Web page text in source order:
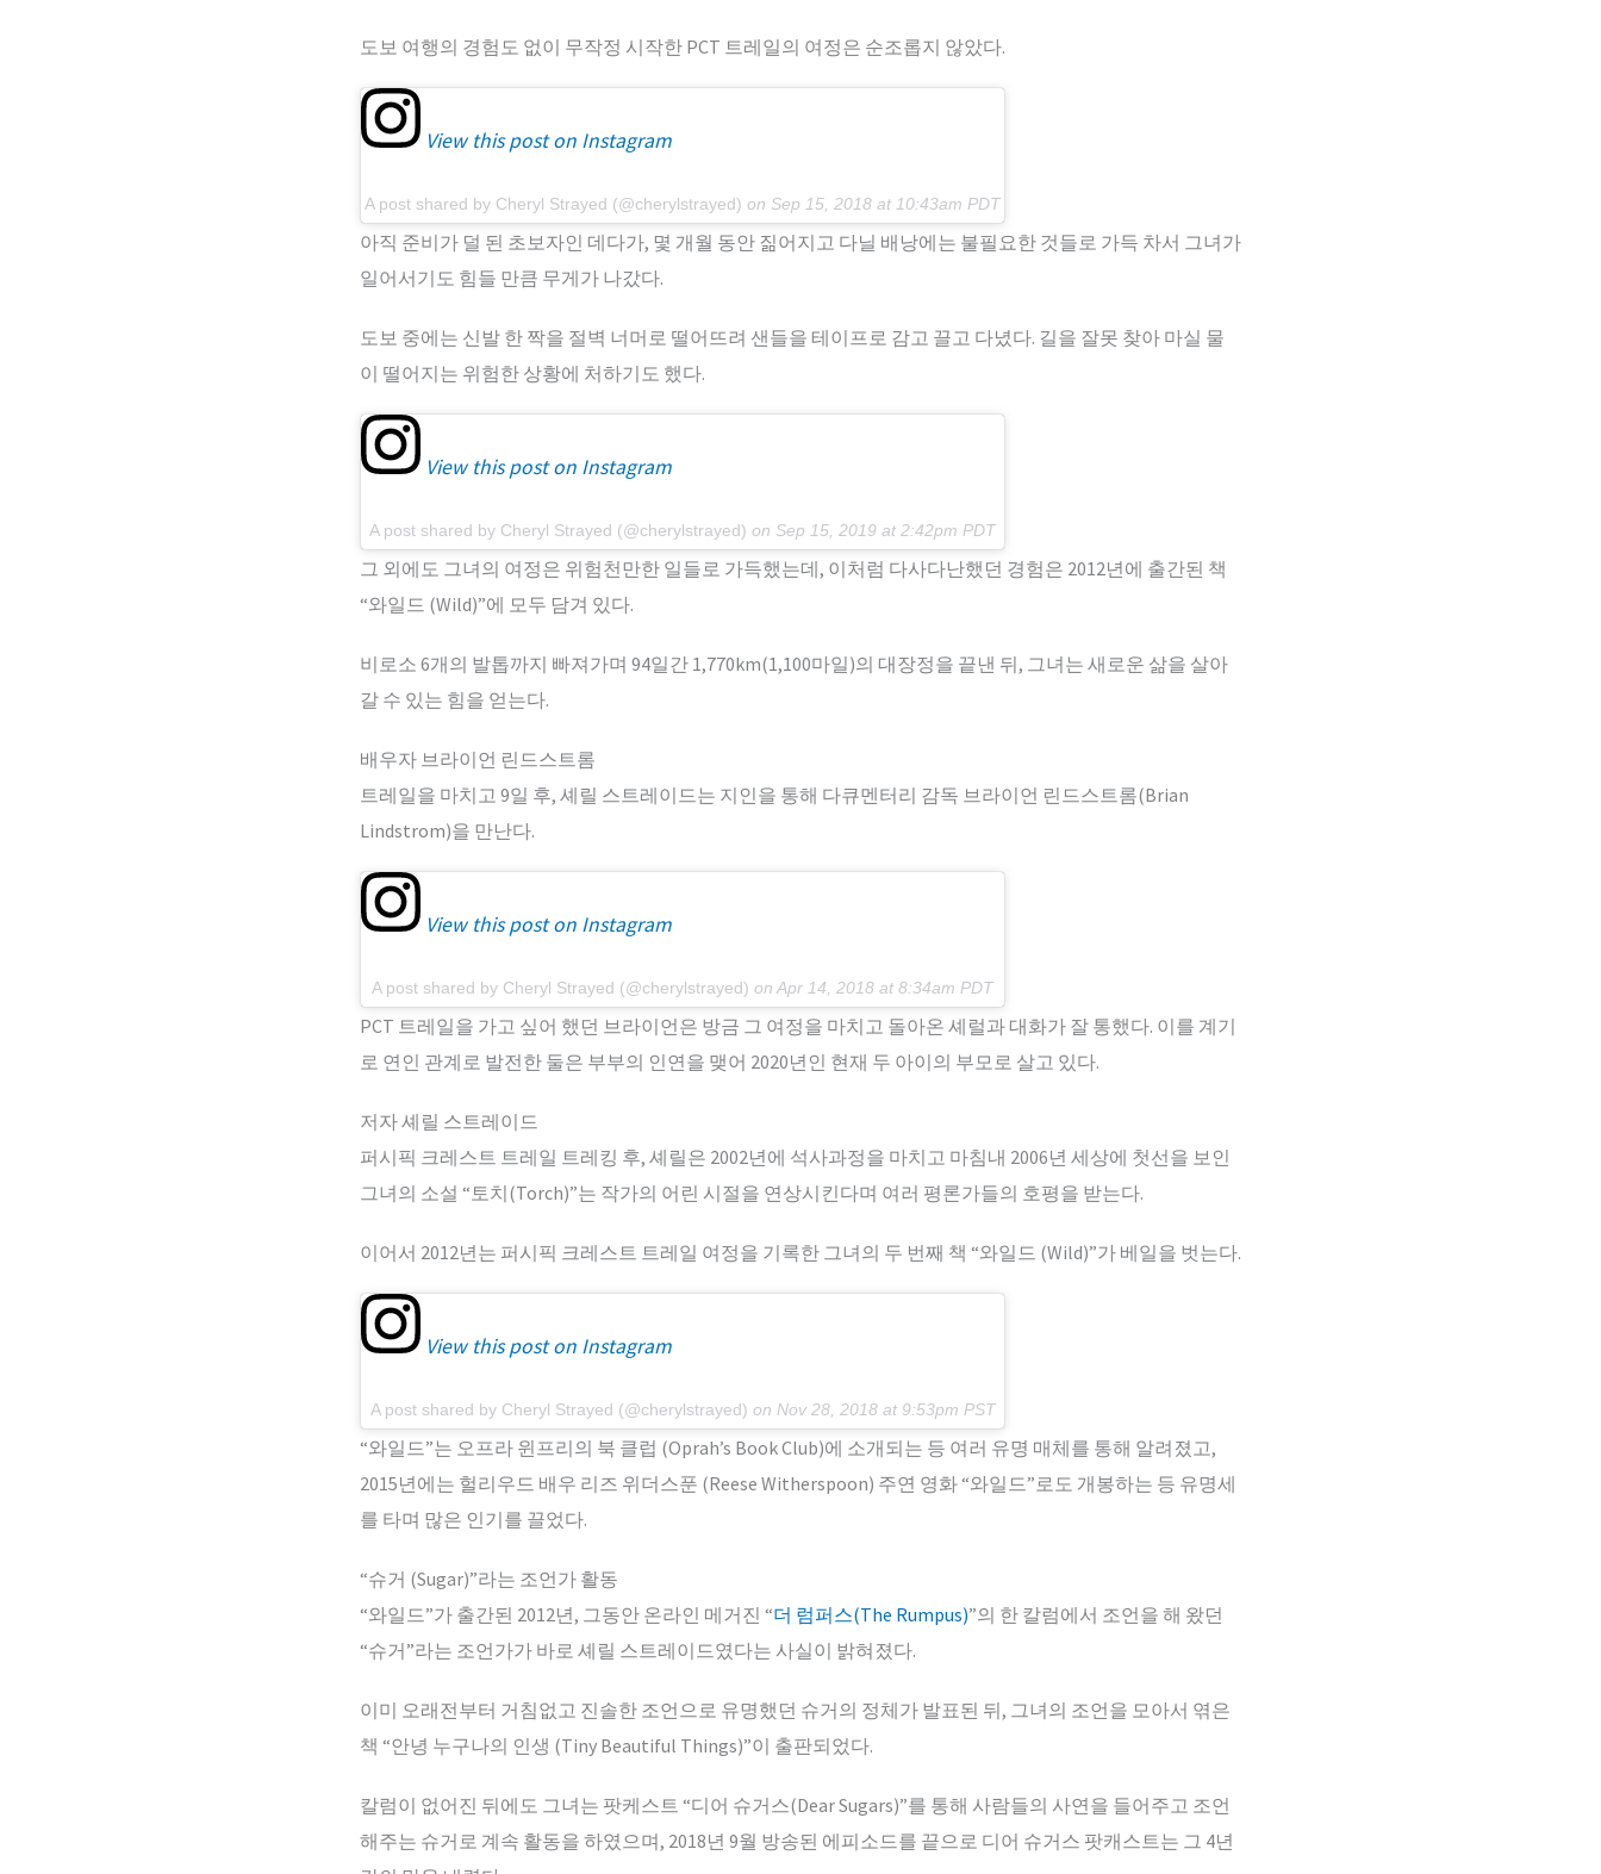
도보 여행의 경험도 없이 무작정 시작한 PCT 트레일의 여정은 순조롭지 않았다.
View this post on Instagram
A post shared by Cheryl Strayed (@cherylstrayed) on Sep 15, 2018 at 10:43am PDT
아직 준비가 덜 된 초보자인 데다가, 몇 개월 동안 짊어지고 다닐 배낭에는 불필요한 것들로 가득 차서 그녀가
일어서기도 힘들 만큼 무게가 나갔다.
도보 중에는 신발 한 짝을 절벽 너머로 떨어뜨려 샌들을 테이프로 감고 끌고 다녔다. 길을 잘못 찾아 마실 물
이 떨어지는 위험한 상황에 처하기도 했다.
View this post on Instagram
A post shared by Cheryl Strayed (@cherylstrayed) on Sep 15, 2019 at 2:42pm PDT
그 외에도 그녀의 여정은 위험천만한 일들로 가득했는데, 이처럼 다사다난했던 경험은 2012년에 출간된 책
“와일드 (Wild)”에 모두 담겨 있다.
비로소 6개의 발톱까지 빠져가며 94일간 1,770km(1,100마일)의 대장정을 끝낸 뒤, 그녀는 새로운 삶을 살아
갈 수 있는 힘을 얻는다.
배우자 브라이언 린드스트롬
트레일을 마치고 9일 후, 셰릴 스트레이드는 지인을 통해 다큐멘터리 감독 브라이언 린드스트롬(Brian
Lindstrom)을 만난다.
View this post on Instagram
A post shared by Cheryl Strayed (@cherylstrayed) on Apr 14, 2018 at 8:34am PDT
PCT 트레일을 가고 싶어 했던 브라이언은 방금 그 여정을 마치고 돌아온 셰럴과 대화가 잘 통했다. 이를 계기
로 연인 관계로 발전한 둘은 부부의 인연을 맺어 2020년인 현재 두 아이의 부모로 살고 있다.
저자 셰릴 스트레이드
퍼시픽 크레스트 트레일 트레킹 후, 셰릴은 2002년에 석사과정을 마치고 마침내 2006년 세상에 첫선을 보인
그녀의 소설 “토치(Torch)”는 작가의 어린 시절을 연상시킨다며 여러 평론가들의 호평을 받는다.
이어서 2012년는 퍼시픽 크레스트 트레일 여정을 기록한 그녀의 두 번째 책 “와일드 (Wild)”가 베일을 벗는다.
View this post on Instagram
A post shared by Cheryl Strayed (@cherylstrayed) on Nov 28, 2018 at 9:53pm PST
“와일드”는 오프라 윈프리의 북 클럽 (Oprah’s Book Club)에 소개되는 등 여러 유명 매체를 통해 알려졌고,
2015년에는 헐리우드 배우 리즈 위더스푼 (Reese Witherspoon) 주연 영화 “와일드”로도 개봉하는 등 유명세
를 타며 많은 인기를 끌었다.
“슈거 (Sugar)”라는 조언가 활동
“와일드”가 출간된 2012년, 그동안 온라인 메거진 “더 럼퍼스(The Rumpus)”의 한 칼럼에서 조언을 해 왔던
“슈거”라는 조언가가 바로 셰릴 스트레이드였다는 사실이 밝혀졌다.
이미 오래전부터 거침없고 진솔한 조언으로 유명했던 슈거의 정체가 발표된 뒤, 그녀의 조언을 모아서 엮은
책 “안녕 누구나의 인생 (Tiny Beautiful Things)”이 출판되었다.
칼럼이 없어진 뒤에도 그녀는 팟케스트 “디어 슈거스(Dear Sugars)”를 통해 사람들의 사연을 들어주고 조언
해주는 슈거로 계속 활동을 하였으며, 2018년 9월 방송된 에피소드를 끝으로 디어 슈거스 팟캐스트는 그 4년